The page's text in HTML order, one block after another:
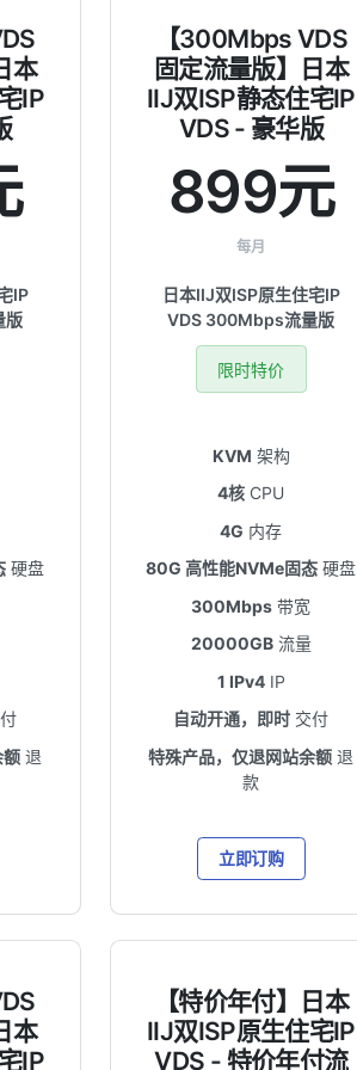
本
IP
IP
版
硬盘
额 退
【300Mbps VDS
固定流量版】日本
IIJ双ISP静态住宅IP
VDS - 豪华版
899元
每月
日本IIJ双ISP原生住宅IP
VDS 300Mbps流量版
限时特价
KVM 架构
4核 CPU
4G 内存
80G 高性能NVMe固态 硬盘
300Mbps 带宽
20000GB流量
1 IPv4IP
自动开通，即时 交付
特殊产品，仅退网站余额 退
款
立即订购
本
IP
【特价年付】日本
IIJ双ISP原生住宅IP
VDS - 特价年付流